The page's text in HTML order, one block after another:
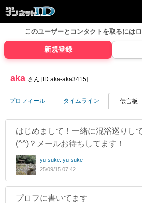
このユーザーとコンタクトを取るには
新規登録
aka さん [ID:aka-aka3415]
プロフィール タイムライン 伝言板
はじめまして！一緒に混浴巡りし
(^^)？メールお待ちしてます！
yu-suke. yu-suke
25/09/15 07:42
プロフに書いてます